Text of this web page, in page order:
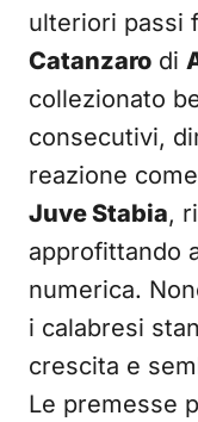
ulteriori passi
Catanzaro di
collezionato
consecutivi,
reazione
Juve Stabia,
approfittando
numerica.
i calabresi
crescita e
Le premesse